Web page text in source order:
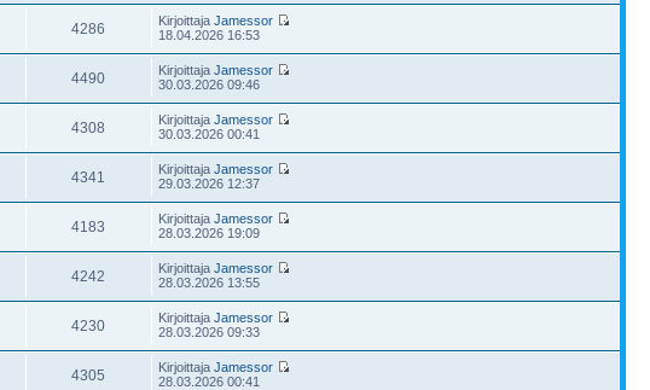
4286 KirjoittajaJamessor
18.04.2026 16:53
4490 KirjoittajaJamessor
30.03.2026 09:46
4308 KirjoittajaJamessor
30.03.2026 00:41
4341 KirjoittajaJamessor
29.03.2026 12:37
4183 KirjoittajaJamessor
28.03.2026 19:09
4242 KirjoittajaJamessor
28.03.2026 13:55
4230 KirjoittajaJamessor
28.03.2026 09:33
4305 KirjoittajaJamessor
28.03.2026 00:41